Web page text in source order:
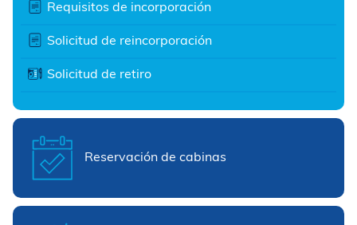
Requisitos de incorporación
Solicitud de reincorporación
Solicitud de retiro
Reservación de cabinas